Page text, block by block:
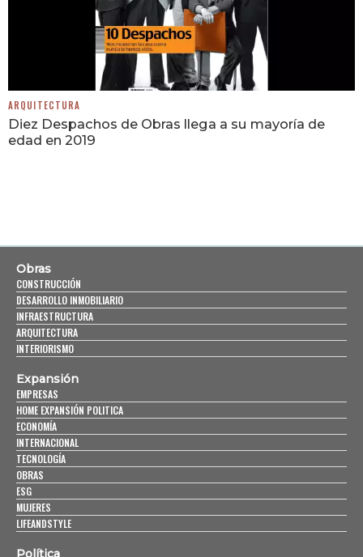
ARQUITECTURA
Diez Despachos de Obras llega a su mayoría de
edad en 2019
Obras
CONSTRUCCIÓN
DESARROLLO INMOBILIARIO
INFRAESTRUCTURA
ARQUITECTURA
INTERIORISMO
Expansión
EMPRESAS
HOME EXPANSIÓN POLITICA
ECONOMÍA
INTERNACIONAL
TECNOLOGÍA
OBRAS
ESG
MUJERES
LIFEANDSTYLE
Política